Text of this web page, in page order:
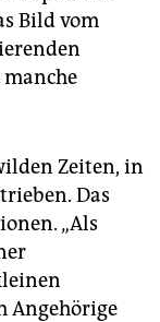
Bild vom
Zeiten, in
Das
„Als
Angehörige